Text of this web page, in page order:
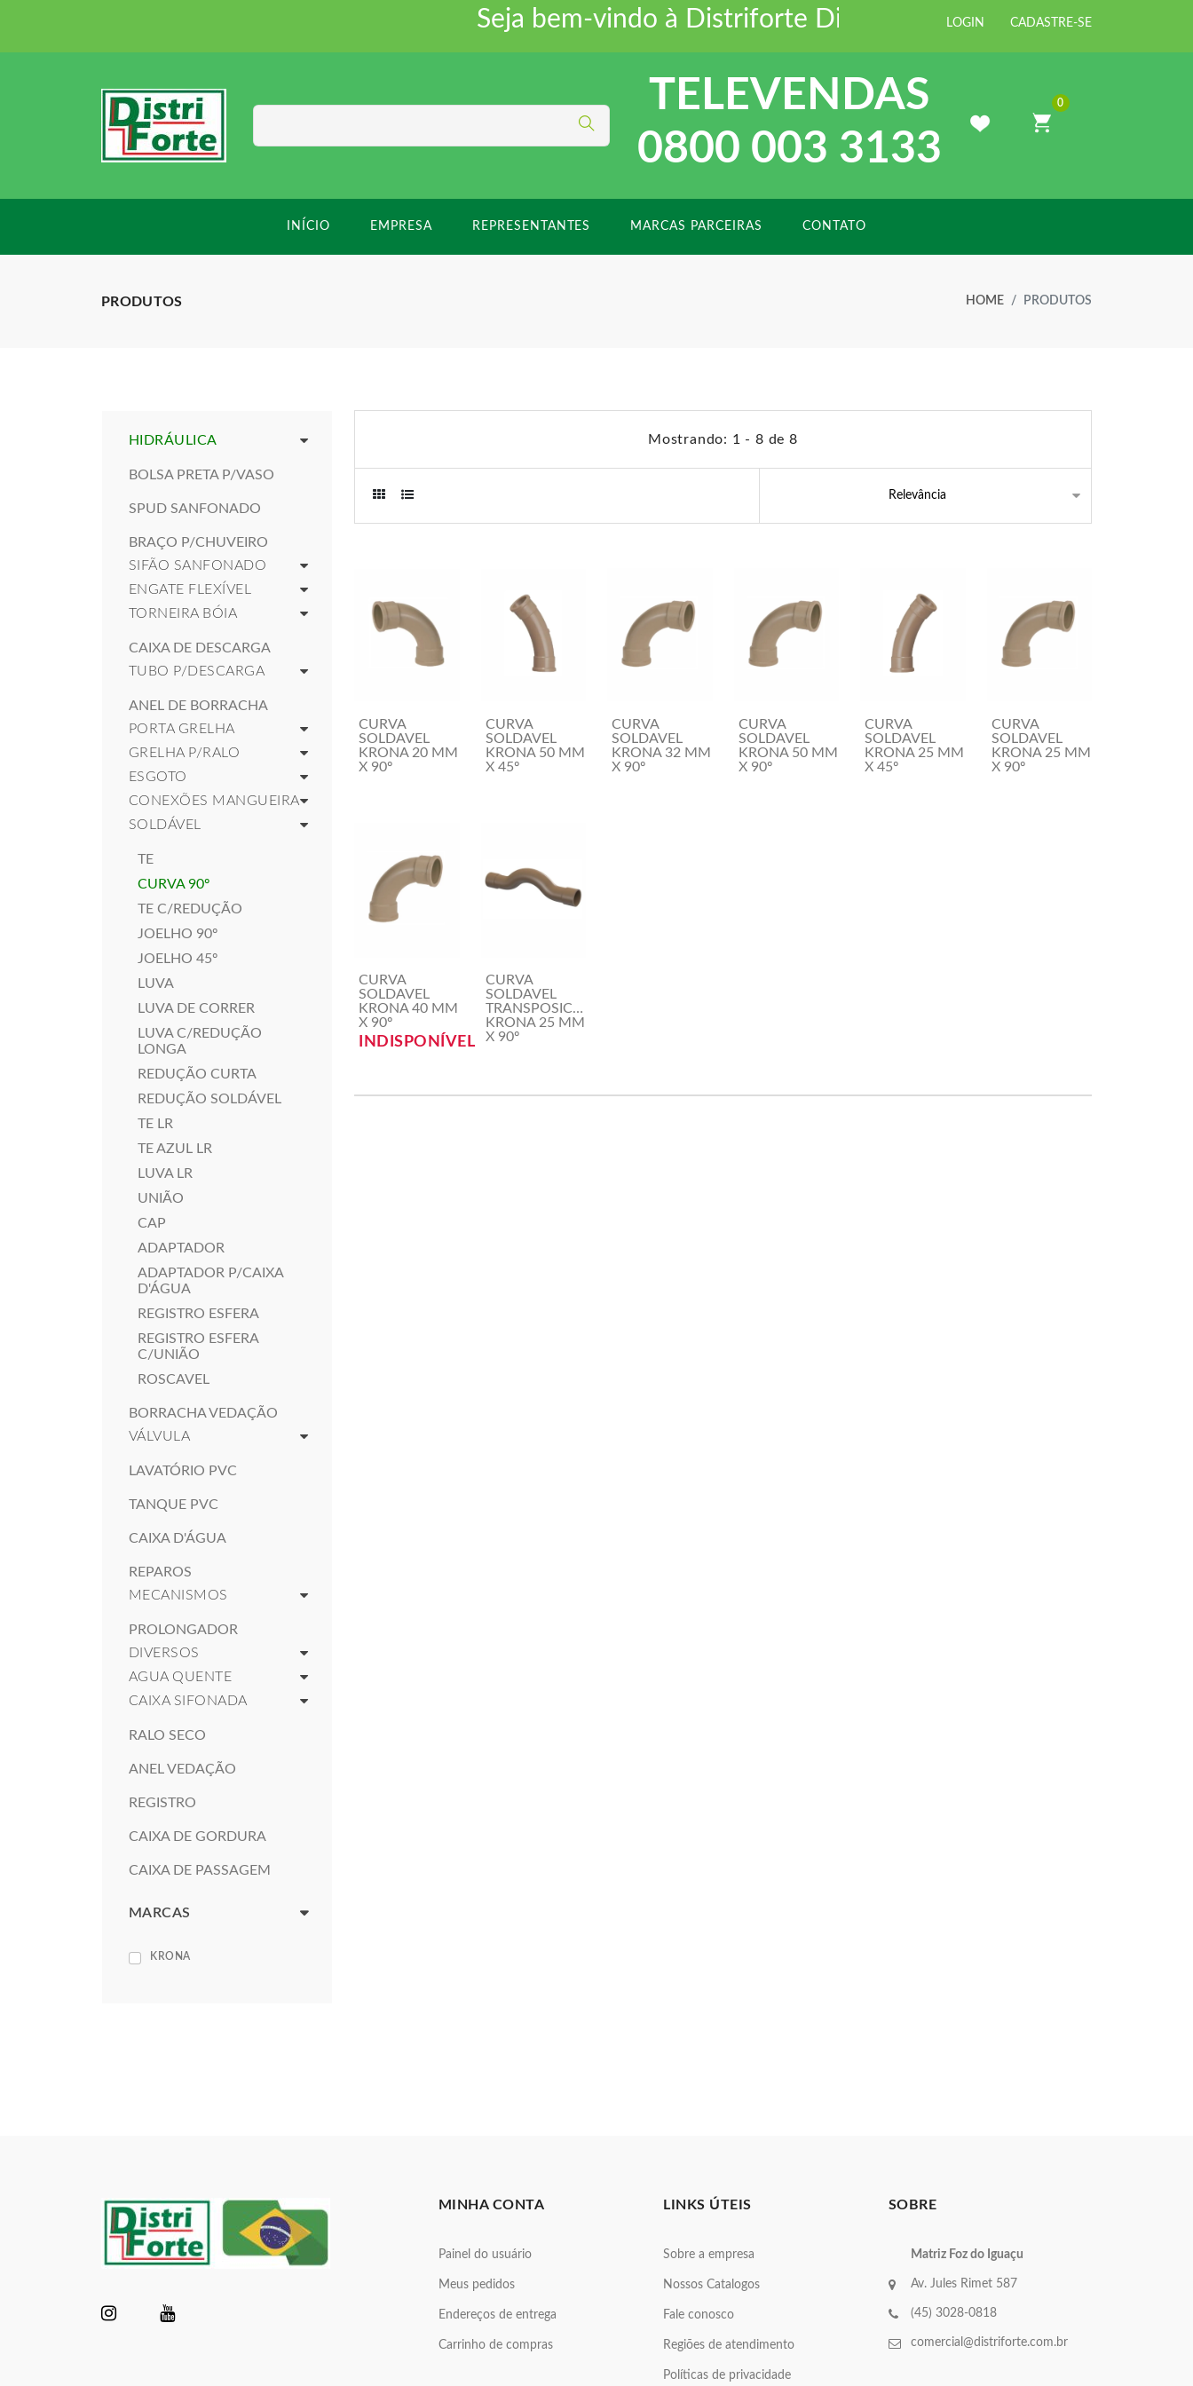
Seja bem-vindo à Distriforte Distribuidora de Materiais para
LOGIN CADASTRE-SE
TELEVENDAS
0800 003 3133
0
INÍCIO EMPRESA REPRESENTANTES MARCAS PARCEIRAS CONTATO
PRODUTOS HOME PRODUTOS
HIDRÁULICA
BOLSA PRETA P/VASO
SPUD SANFONADO
BRAÇO P/CHUVEIRO
SIFÃO SANFONADO
ENGATE FLEXÍVEL
TORNEIRA BÓIA
CAIXA DE DESCARGA
TUBO P/DESCARGA
ANEL DE BORRACHA
PORTA GRELHA
GRELHA P/RALO
ESGOTO
CONEXÕES MANGUEIRA
SOLDÁVEL
TE
CURVA 90º
TE C/REDUÇÃO
JOELHO 90º
JOELHO 45º
LUVA
LUVA DE CORRER
LUVA C/REDUÇÃO
LONGA
REDUÇÃO CURTA
REDUÇÃO SOLDÁVEL
TE LR
TE AZUL LR
LUVA LR
UNIÃO
CAP
ADAPTADOR
ADAPTADOR P/CAIXA
D'ÁGUA
REGISTRO ESFERA
REGISTRO ESFERA
C/UNIÃO
ROSCAVEL
BORRACHA VEDAÇÃO
VÁLVULA
LAVATÓRIO PVC
TANQUE PVC
CAIXA D'ÁGUA
REPAROS
MECANISMOS
PROLONGADOR
DIVERSOS
AGUA QUENTE
CAIXA SIFONADA
RALO SECO
ANEL VEDAÇÃO
REGISTRO
CAIXA DE GORDURA
CAIXA DE PASSAGEM
MARCAS
KRONA
Mostrando: 1 - 8 de 8
CURVA
SOLDAVEL
KRONA 20 MM
X 90º
CURVA
SOLDAVEL
KRONA 50 MM
X 45º
CURVA
SOLDAVEL
KRONA 32 MM
X 90º
CURVA
SOLDAVEL
KRONA 50 MM
X 90º
CURVA
SOLDAVEL
KRONA 25 MM
X 45º
CURVA
SOLDAVEL
KRONA 25 MM
X 90º
CURVA
SOLDAVEL
KRONA 40 MM
X 90º
INDISPONÍVEL
CURVA
SOLDAVEL
TRANSPOSICAO
KRONA 25 MM
X 90º
MINHA CONTA
Painel do usuário
Meus pedidos
Endereços de entrega
Carrinho de compras
LINKS ÚTEIS
Sobre a empresa
Nossos Catalogos
Fale conosco
Regiões de atendimento
Políticas de privacidade
SOBRE
Matriz Foz do Iguaçu
Av. Jules Rimet 587
(45) 3028-0818
comercial@distriforte.com.br